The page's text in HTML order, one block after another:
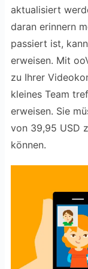
aktualisiert
daran erinnern
passiert ist,
erweisen. Mit
zu Ihrer
kleines Team
erweisen. Sie
von 39,95 USD
können.